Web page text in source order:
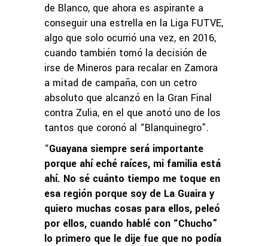
de Blanco, que ahora es aspirante a
conseguir una estrella en la Liga FUTVE,
algo que solo ocurrió una vez, en 2016,
cuando también tomó la decisión de
irse de Mineros para recalar en Zamora
a mitad de campaña, con un cetro
absoluto que alcanzó en la Gran Final
contra Zulia, en el que anotó uno de los
tantos que coronó al “Blanquinegro”.
“Guayana siempre será importante
porque ahí eché raíces, mi familia está
ahí. No sé cuánto tiempo me toque en
esa región porque soy de La Guaira y
quiero muchas cosas para ellos, peleó
por ellos, cuando hablé con “Chucho”
lo primero que le dije fue que no podía